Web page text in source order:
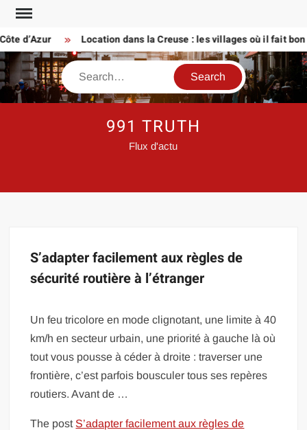
Skip
content
d’Azur Location dans la Creuse : les villages où il fait bon
Search
991 TRUTH
Flux d'actu
S’adapter facilement aux règles de
sécurité routière à l’étranger
Un feu tricolore en mode clignotant, une limite à 40
km/h en secteur urbain, une priorité à gauche là où
tout vous pousse à céder à droite : traverser une
frontière, c’est parfois bousculer tous ses repères
routiers. Avant de …
The post S’adapter facilement aux règles de